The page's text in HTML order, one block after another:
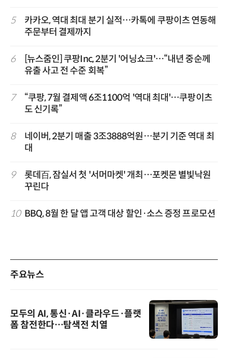
5
카카오, 역대 최대 분기 실적…카톡에 쿠팡이츠 연동해
주문부터 결제까지
6
[뉴스줌인] 쿠팡Inc, 2분기 '어닝쇼크'…“내년 중순께
유출 사고 전 수준 회복”
7
“쿠팡, 7월 결제액 6조1100억 '역대 최대'…쿠팡이츠
도 신기록”
8
네이버, 2분기 매출 3조3888억원…분기 기준 역대 최
대
9
롯데百, 잠실서 첫 '서머마켓' 개최…포켓몬 별빛낙원
꾸린다
10 BBQ, 8월 한 달 앱 고객 대상 할인·소스 증정 프로모션
주요뉴스
모두의 AI, 통신·AI·클라우드·플랫
폼 참전한다…탐색전 치열